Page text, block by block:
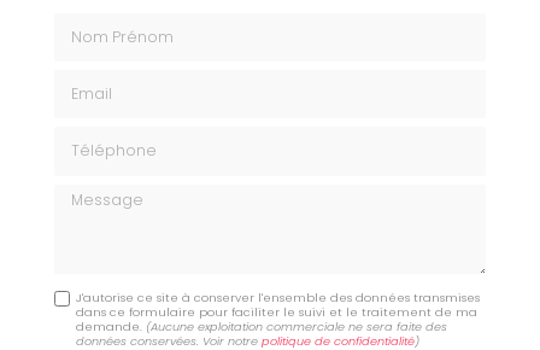
Message
J'autorise ce site à conserver l'ensemble des données transmises
dans ce formulaire pour faciliter le suivi et le traitement de ma
demande. (Aucune exploitation commerciale ne sera faite des
données conservées. Voir notrepolitique de confidentialité)